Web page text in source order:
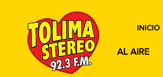
AL AIRE
INICIO